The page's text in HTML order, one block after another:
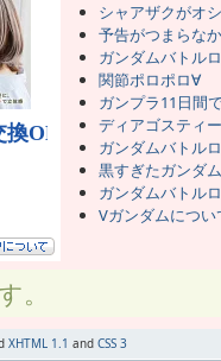
シャアザクがオ
予告がつまらな
ガンダムバトル
関節ポロポロ∀
ガンプラ11日間
ディアゴスティ
ガンダムバトル
黒すぎたガンダム
ガンダムバトル
Vガンダムについ
。
XHTML 1.1 and CSS 3